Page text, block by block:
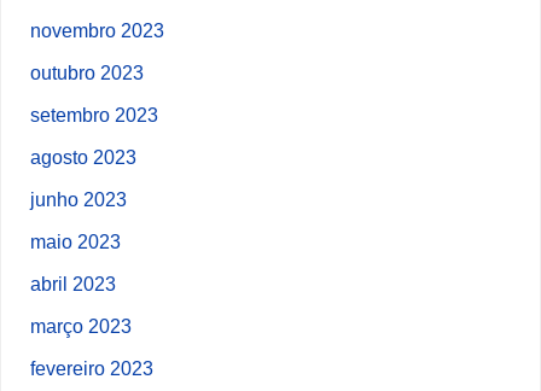
novembro 2023
outubro 2023
setembro 2023
agosto 2023
junho 2023
maio 2023
abril 2023
março 2023
fevereiro 2023